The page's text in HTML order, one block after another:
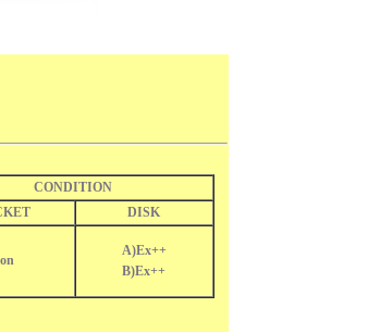
CONDITION
DISK
A)Ex++
B)Ex++